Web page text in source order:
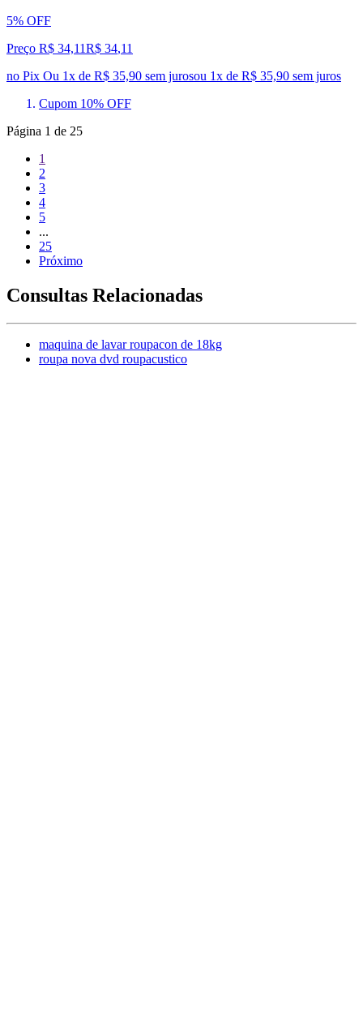
5% OFF
Preço R$ 34,11R$ 34,11
no Pix Ou 1x de R$ 35,90 sem jurosou 1x de R$ 35,90 sem juros
Cupom 10% OFF
Página 1 de 25
1
2
3
4
5
...
25
Próximo
Consultas Relacionadas
maquina de lavar roupacon de 18kg
roupa nova dvd roupacustico